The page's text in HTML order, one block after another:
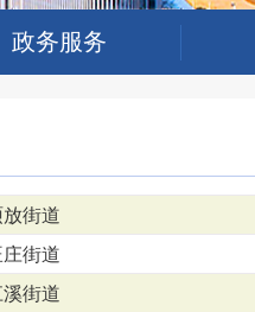
政务服务
放街道
庄街道
溪街道